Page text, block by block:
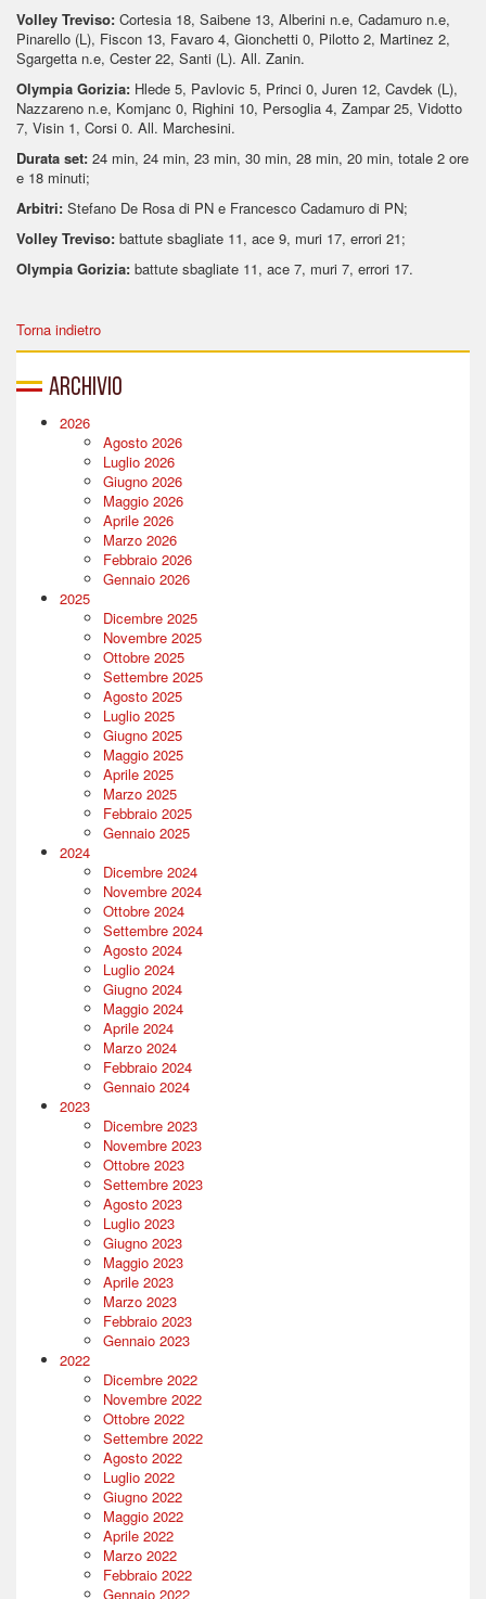
Volley Treviso: Cortesia 18, Saibene 13, Alberini n.e, Cadamuro n.e,
Pinarello (L), Fiscon 13, Favaro 4, Gionchetti 0, Pilotto 2, Martinez 2,
Sgargetta n.e, Cester 22, Santi (L). All. Zanin.
Olympia Gorizia: Hlede 5, Pavlovic 5, Princi 0, Juren 12, Cavdek (L),
Nazzareno n.e, Komjanc 0, Righini 10, Persoglia 4, Zampar 25, Vidotto
7, Visin 1, Corsi 0. All. Marchesini.
Durata set: 24 min, 24 min, 23 min, 30 min, 28 min, 20 min, totale 2 ore
e 18 minuti;
Arbitri: Stefano De Rosa di PN e Francesco Cadamuro di PN;
Volley Treviso: battute sbagliate 11, ace 9, muri 17, errori 21;
Olympia Gorizia: battute sbagliate 11, ace 7, muri 7, errori 17.
Torna indietro
Archivio
2026
Agosto 2026
Luglio 2026
Giugno 2026
Maggio 2026
Aprile 2026
Marzo 2026
Febbraio 2026
Gennaio 2026
2025
Dicembre 2025
Novembre 2025
Ottobre 2025
Settembre 2025
Agosto 2025
Luglio 2025
Giugno 2025
Maggio 2025
Aprile 2025
Marzo 2025
Febbraio 2025
Gennaio 2025
2024
Dicembre 2024
Novembre 2024
Ottobre 2024
Settembre 2024
Agosto 2024
Luglio 2024
Giugno 2024
Maggio 2024
Aprile 2024
Marzo 2024
Febbraio 2024
Gennaio 2024
2023
Dicembre 2023
Novembre 2023
Ottobre 2023
Settembre 2023
Agosto 2023
Luglio 2023
Giugno 2023
Maggio 2023
Aprile 2023
Marzo 2023
Febbraio 2023
Gennaio 2023
2022
Dicembre 2022
Novembre 2022
Ottobre 2022
Settembre 2022
Agosto 2022
Luglio 2022
Giugno 2022
Maggio 2022
Aprile 2022
Marzo 2022
Febbraio 2022
Gennaio 2022